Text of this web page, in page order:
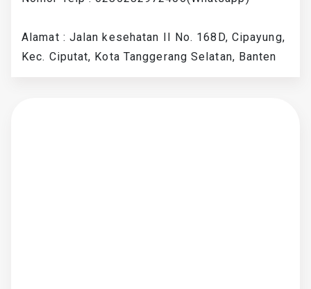
Alamat : Jalan kesehatan II No. 168D, Cipayung,
Kec. Ciputat, Kota Tanggerang Selatan, Banten